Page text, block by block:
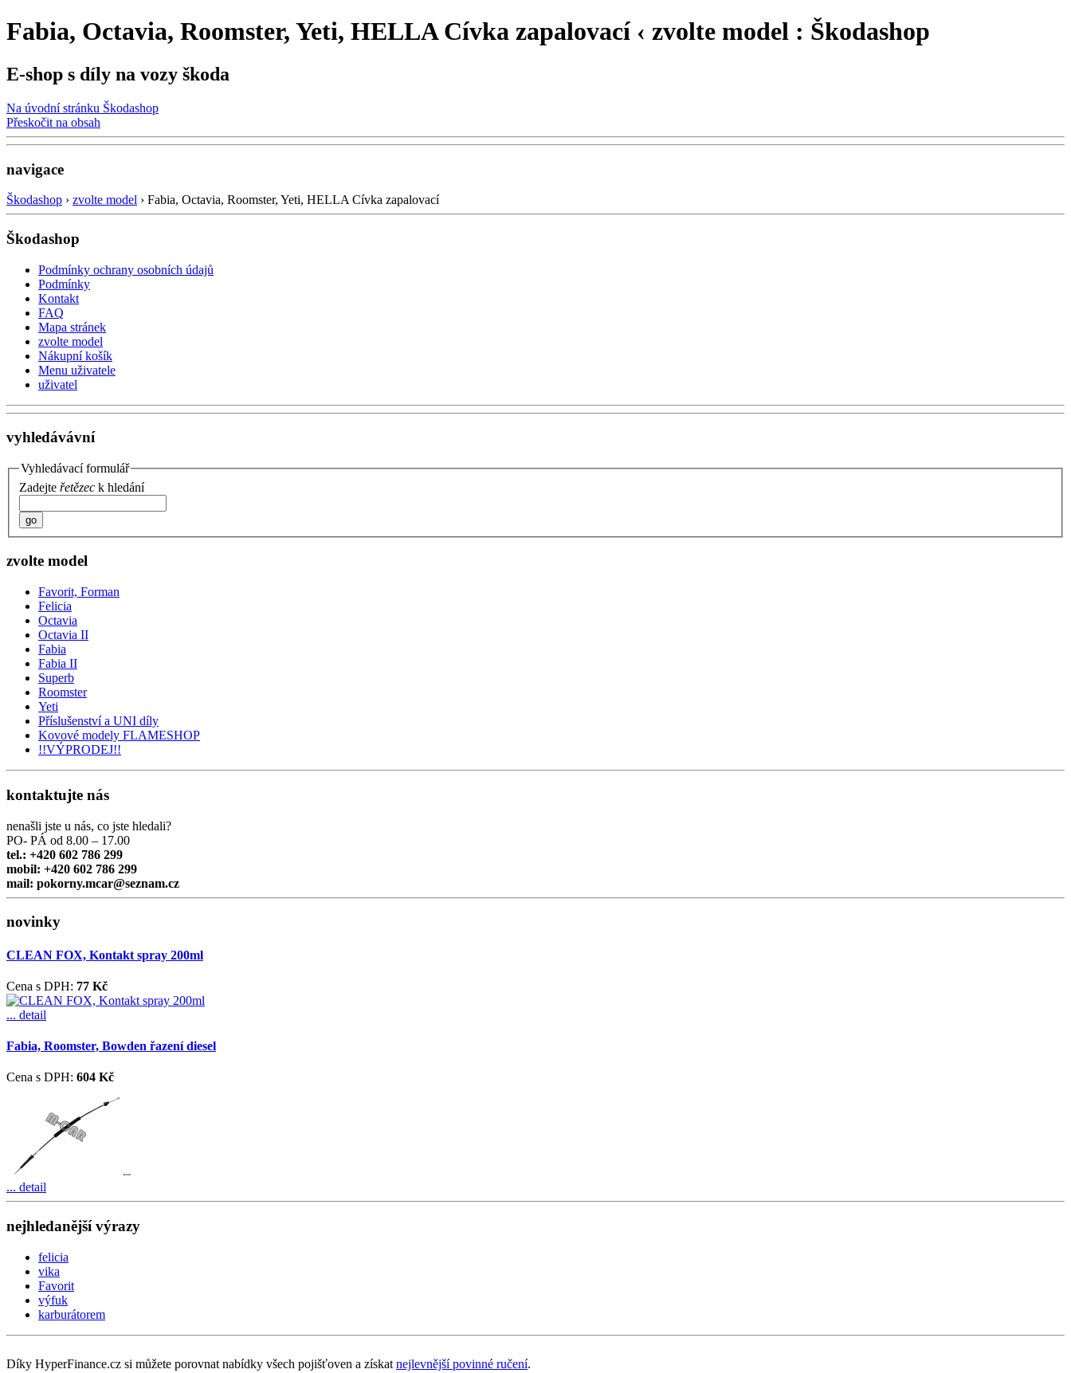
Fabia, Octavia, Roomster, Yeti, HELLA Cívka zapalovací ‹ zvolte model : Škodashop
E-shop s díly na vozy škoda
Na úvodní stránku Škodashop
Přeskočit na obsah
navigace
Škodashop › zvolte model › Fabia, Octavia, Roomster, Yeti, HELLA Cívka zapalovací
Škodashop
Podmínky ochrany osobních údajů
Podmínky
Kontakt
FAQ
Mapa stránek
zvolte model
Nákupní košík
Menu uživatele
uživatel
vyhledávávní
Vyhledávací formulář
Zadejte řetězec k hledání
go
zvolte model
Favorit, Forman
Felicia
Octavia
Octavia II
Fabia
Fabia II
Superb
Roomster
Yeti
Příslušenství a UNI díly
Kovové modely FLAMESHOP
!!VÝPRODEJ!!
kontaktujte nás
nenašli jste u nás, co jste hledali?
PO- PÁ od 8.00 – 17.00
tel.: +420 602 786 299
mobil: +420 602 786 299
mail: pokorny.mcar@seznam.cz
novinky
CLEAN FOX, Kontakt spray 200ml
Cena s DPH: 77 Kč
... detail
Fabia, Roomster, Bowden řazení diesel
Cena s DPH: 604 Kč
... detail
nejhledanější výrazy
felicia
vika
Favorit
výfuk
karburátorem
Díky HyperFinance.cz si můžete porovnat nabídky všech pojišťoven a získat nejlevnější povinné ručení.